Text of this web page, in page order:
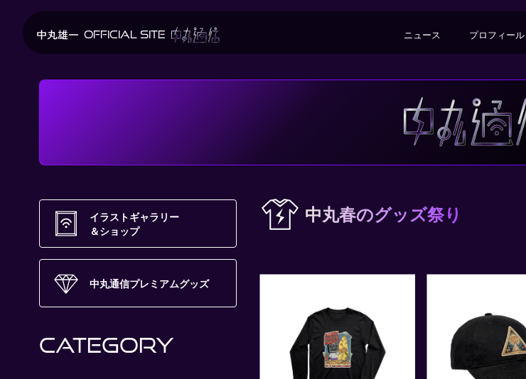
OFFICIAL SITE ニュース プロフィール
イラストギャラリー
＆ショップ
中丸通信プレミアムグッズ
CATEGORY
中丸春のグッズ祭り